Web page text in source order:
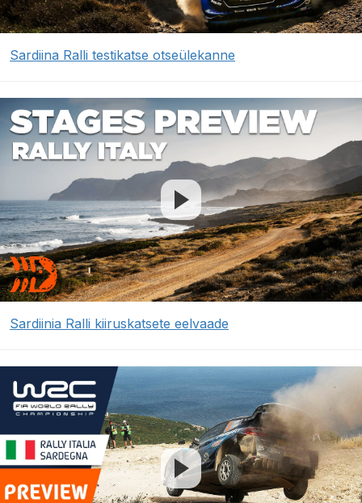
Sardiina Ralli testikatse otseülekanne
Sardiinia Ralli kiiruskatsete eelvaade